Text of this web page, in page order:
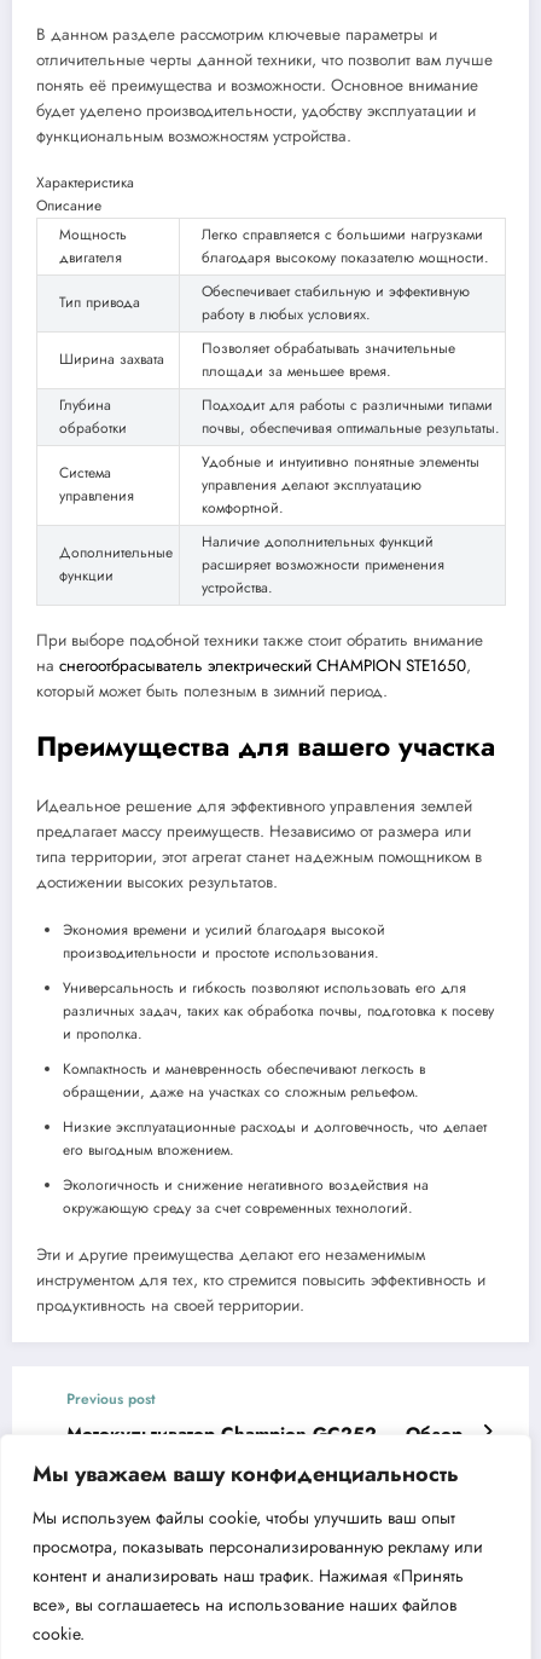
Мы уважаем вашу конфиденциальность
Мы используем файлы cookie, чтобы улучшить ваш опыт
просмотра, показывать персонализированную рекламу или
контент и анализировать наш трафик. Нажимая «Принять
все», вы соглашаетесь на использование наших файлов
cookie.
В данном разделе рассмотрим ключевые параметры и
отличительные черты данной техники, что позволит вам лучше
понять её преимущества и возможности. Основное внимание
будет уделено производительности, удобству эксплуатации и
функциональным возможностям устройства.
Характеристика
Описание
Мощность
двигателя
Легко справляется с большими нагрузками
благодаря высокому показателю мощности.
Тип привода
Обеспечивает стабильную и эффективную
работу в любых условиях.
Ширина захвата
Позволяет обрабатывать значительные
площади за меньшее время.
Глубина
обработки
Подходит для работы с различными типами
почвы, обеспечивая оптимальные результаты.
Система
управления
Удобные и интуитивно понятные элементы
управления делают эксплуатацию
комфортной.
Дополнительные
функции
Наличие дополнительных функций
расширяет возможности применения
устройства.
При выборе подобной техники также стоит обратить внимание
на снегоотбрасыватель электрический CHAMPION STE1650,
который может быть полезным в зимний период.
Преимущества для вашего участка
Идеальное решение для эффективного управления землей
предлагает массу преимуществ. Независимо от размера или
типа территории, этот агрегат станет надежным помощником в
достижении высоких результатов.
Экономия времени и усилий благодаря высокой
производительности и простоте использования.
Универсальность и гибкость позволяют использовать его для
различных задач, таких как обработка почвы, подготовка к посеву
и прополка.
Компактность и маневренность обеспечивают легкость в
обращении, даже на участках со сложным рельефом.
Низкие эксплуатационные расходы и долговечность, что делает
его выгодным вложением.
Экологичность и снижение негативного воздействия на
окружающую среду за счет современных технологий.
Эти и другие преимущества делают его незаменимым
инструментом для тех, кто стремится повысить эффективность и
продуктивность на своей территории.
Previous post
Мотокультиватор Champion GC252 — Обзор
Моечная машина высокого давления Denzel
R-135 преимущества и особенности